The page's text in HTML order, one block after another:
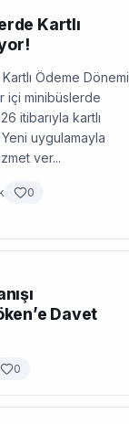
Kartlı
Ödeme Dönemi
içi minibüslerde
itibarıyla kartlı
uygulamayla
ver...
0
Davet
0